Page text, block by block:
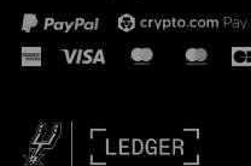
FRANÇAIS
TÜRKÇE
DEUTSCH